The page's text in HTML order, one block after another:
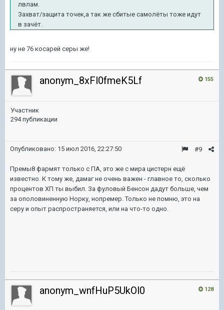
лвлам.
Захват/защита точек,а так же сбитые самолёты тоже идут
в зачёт.
ну не 76 косарей серы же!
155
anonym_8xFl0fmeK5Lf
Участник
294 публикации
#9
Опубликовано: 15 июл 2016, 22:27:50
Премы8 фармят только с ПА, это же с мира цистерн ещё
известно. К тому же, дамаг не очень важен - главное то, сколько
процентов ХП ты выбил. За фуловый Бенсон дадут больше, чем
за ополовиненную Норку, нопремер. Только не помню, это на
серу и опыт распространяется, или на что-то одно.
128
anonym_wnfHuP5UkOl0